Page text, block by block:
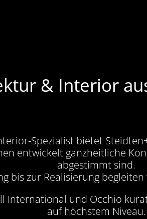
& Interior
Spezialist bietet
entwickelt ganzheitliche
abgestimmt sind.
bis zur Realisierung
International und Occhio
auf höchstem Niveau.